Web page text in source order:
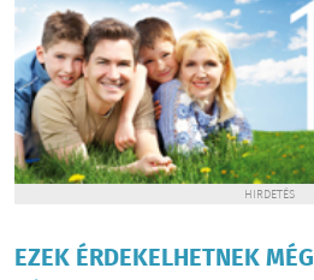
HIRDETÉS
EZEK ÉRDEKELHETNEK MÉG